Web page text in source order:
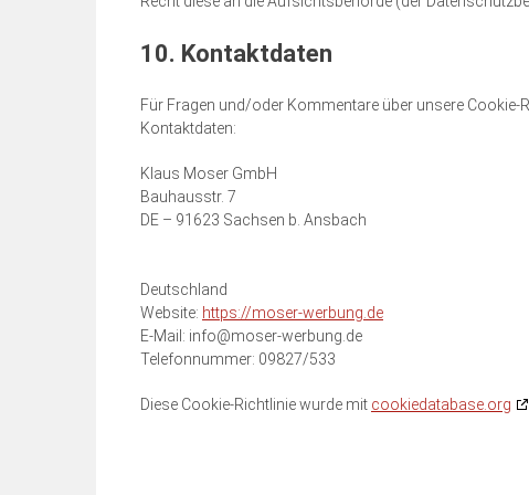
10. Kontaktdaten
Für Fragen und/oder Kommentare über unsere
Kontaktdaten:
Klaus Moser GmbH
Bauhausstr. 7
DE – 91623 Sachsen b. Ansbach
Deutschland
Website: https://moser-werbung.de
E-Mail: ed.gnubrew-resom@ofni
Telefonnummer: 09827/533
Diese Cookie-Richtlinie wurde mit cookiedatabase.org